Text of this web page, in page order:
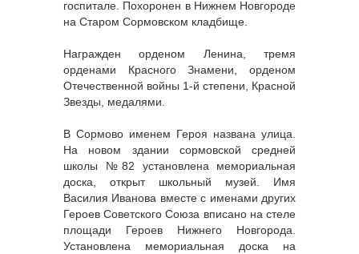
госпитале. Похоронен в Нижнем Новгороде
на Старом Сормовском кладбище.
Награжден орденом Ленина, тремя
орденами Красного Знамени, орденом
Отечественной войны 1-й степени, Красной
Звезды, медалями.
В Сормово именем Героя названа улица.
На новом здании сормовской средней
школы №82 установлена мемориальная
доска, открыт школьный музей. Имя
Василия Иванова вместе с именами других
Героев Советского Союза вписано на стеле
площади Героев Нижнего Новгорода.
Установлена мемориальная доска на